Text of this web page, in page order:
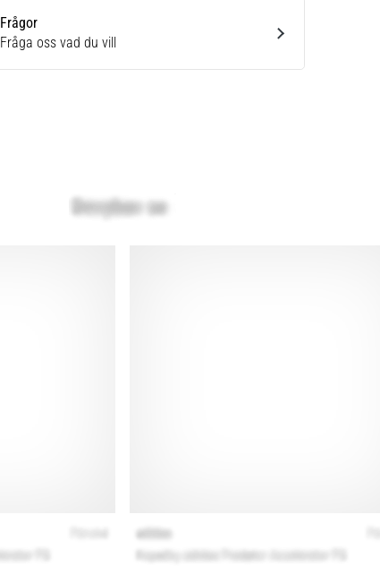
Frågor
Fråga oss vad du vill